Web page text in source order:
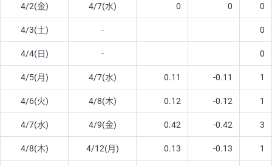
4/2(金) 4/7(水) 0 0 0
4/3(土) - 0
4/4(日) - 0
4/5(月) 4/7(水) 0.11 -0.11 1
4/6(火) 4/8(木) 0.12 -0.12 1
4/7(水) 4/9(金) 0.42 -0.42 3
4/8(木) 4/12(月) 0.13 -0.13 1